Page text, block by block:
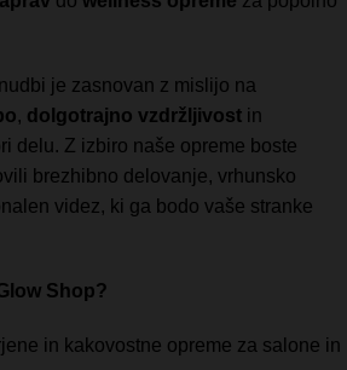
je zasnovan z mislijo na
, dolgotrajno vzdržljivost in
delu. Z izbiro naše opreme boste
brezhibno delovanje, vrhunsko
videz, ki ga bodo vaše stranke
Shop?
in kakovostne opreme za salone in